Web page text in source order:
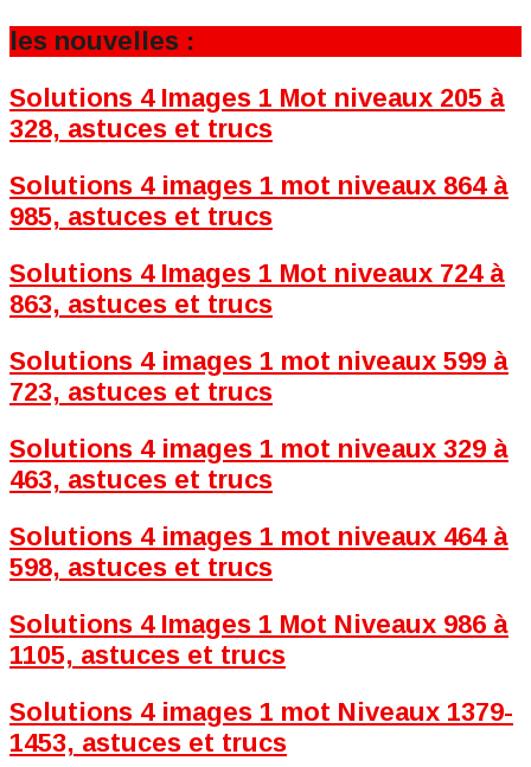
les nouvelles :
Solutions 4 Images 1 Mot niveaux 205 à
328, astuces et trucs
Solutions 4 images 1 mot niveaux 864 à
985, astuces et trucs
Solutions 4 Images 1 Mot niveaux 724 à
863, astuces et trucs
Solutions 4 images 1 mot niveaux 599 à
723, astuces et trucs
Solutions 4 images 1 mot niveaux 329 à
463, astuces et trucs
Solutions 4 images 1 mot niveaux 464 à
598, astuces et trucs
Solutions 4 Images 1 Mot Niveaux 986 à
1105, astuces et trucs
Solutions 4 images 1 mot Niveaux 1379-
1453, astuces et trucs